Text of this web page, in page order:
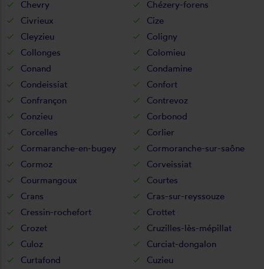
Chevry
Chézery-forens
Civrieux
Cize
Cleyzieu
Coligny
Collonges
Colomieu
Conand
Condamine
Condeissiat
Confort
Confrançon
Contrevoz
Conzieu
Corbonod
Corcelles
Corlier
Cormaranche-en-bugey
Cormoranche-sur-saône
Cormoz
Corveissiat
Courmangoux
Courtes
Crans
Cras-sur-reyssouze
Cressin-rochefort
Crottet
Crozet
Cruzilles-lès-mépillat
Culoz
Curciat-dongalon
Curtafond
Cuzieu